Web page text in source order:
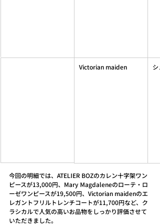
Victorian maiden
今回の明細では、ATELIER BOZのカレン十字架ワン
ピースが13,000円、Mary Magdaleneのローテ・ロ
ーゼワンピースが19,500円、Victorian maidenのエ
レガントフリルトレンチコートが11,700円など、ク
ラシカルで人気の高いお品物をしっかり評価させて
いただきました。